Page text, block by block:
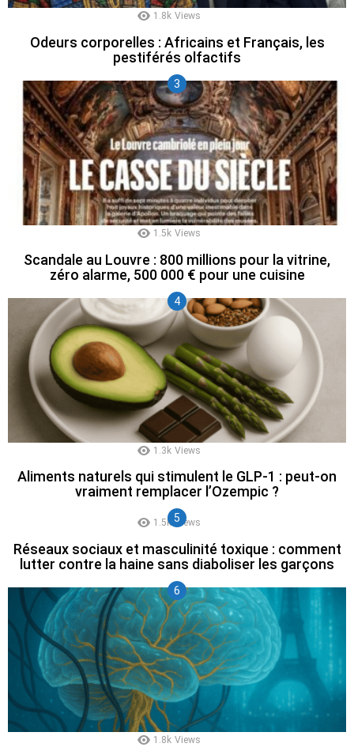
1.8k Views
Odeurs corporelles : Africains et Français, les
pestiférés olfactifs
1.5k Views
Scandale au Louvre : 800 millions pour la vitrine,
zéro alarme, 500 000 € pour une cuisine
1.3k Views
Aliments naturels qui stimulent le GLP-1 : peut-on
vraiment remplacer l’Ozempic ?
1.5k Views
Réseaux sociaux et masculinité toxique : comment
lutter contre la haine sans diaboliser les garçons
1.8k Views